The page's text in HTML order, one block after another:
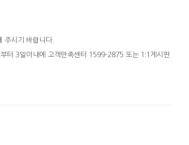
주시기 바랍니다.
터 3일이내에 고객만족센터 1599-2875 또는 1:1게시판